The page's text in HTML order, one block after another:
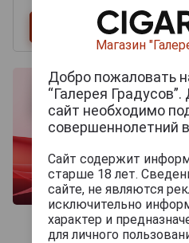
Магазин
Добро пожаловать
“Галерея
сайт необходимо
совершеннолетний
Сайт содержит
старше 18 лет.
сайте, не являются
исключительно
характер и
для личного